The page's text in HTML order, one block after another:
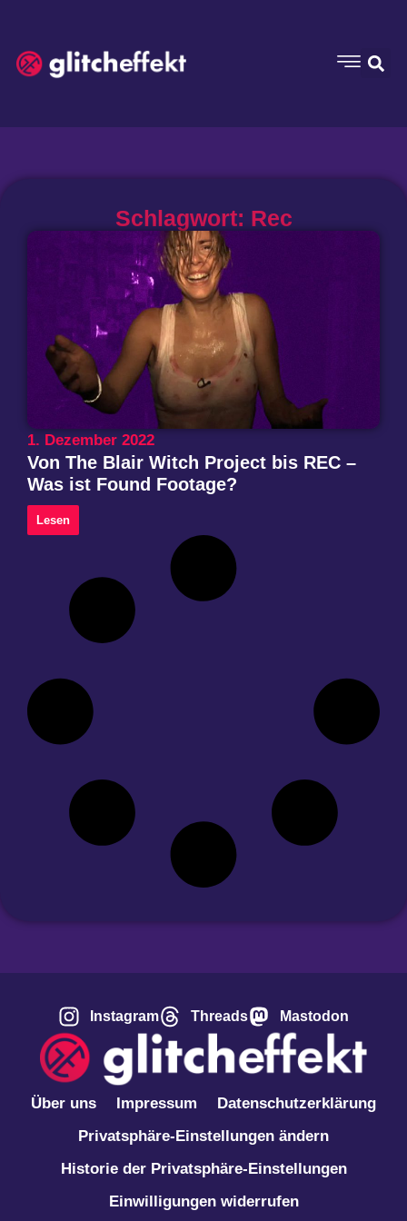
Schlagwort: Rec
1. Dezember 2022
Von The Blair Witch Project bis REC –
Was ist Found Footage?
Lesen
Instagram Threads Mastodon
Über uns Impressum
Datenschutzerklärung
Privatsphäre-Einstellungen ändern
Historie der Privatsphäre-Einstellungen
Einwilligungen widerrufen